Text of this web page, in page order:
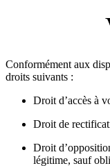
Conformément aux
droits suivants :
Droit d’accès à
Droit de
Droit
légitime, sauf